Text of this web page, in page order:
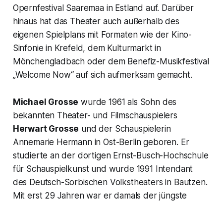
Opernfestival Saaremaa in Estland auf. Darüber
hinaus hat das Theater auch außerhalb des
eigenen Spielplans mit Formaten wie der Kino-
Sinfonie in Krefeld, dem Kulturmarkt in
Mönchengladbach oder dem Benefiz-Musikfestival
„Welcome Now“auf sich aufmerksam gemacht.
Michael Grosse wurde 1961 als Sohn des
bekannten Theater- und Filmschauspielers
Herwart Grosse und der Schauspielerin
Annemarie Hermann in Ost-Berlin geboren. Er
studierte an der dortigen Ernst-Busch-Hochschule
für Schauspielkunst und wurde 1991 Intendant
des Deutsch-Sorbischen Volkstheaters in Bautzen.
Mit erst 29 Jahren war er damals der jüngste